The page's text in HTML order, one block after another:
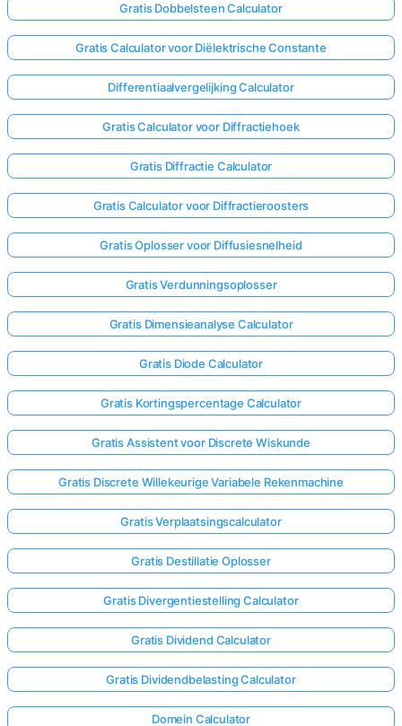
Log
in!
Gratis Dobbelsteen Calculator
Gratis Calculator voor Diëlektrische Constante
Differentiaalvergelijking Calculator
Gratis Calculator voor Diffractiehoek
Gratis Diffractie Calculator
Gratis Calculator voor Diffractieroosters
Gratis Oplosser voor Diffusiesnelheid
Gratis Verdunningsoplosser
Gratis Dimensieanalyse Calculator
Gratis Diode Calculator
Gratis Kortingspercentage Calculator
Gratis Assistent voor Discrete Wiskunde
Gratis Discrete Willekeurige Variabele Rekenmachine
Gratis Verplaatsingscalculator
Gratis Destillatie Oplosser
Gratis Divergentiestelling Calculator
Gratis Dividend Calculator
Gratis Dividendbelasting Calculator
Domein Calculator